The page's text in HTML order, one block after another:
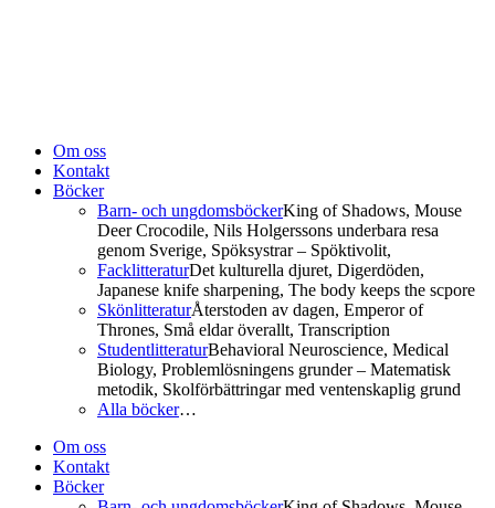
Om oss
Kontakt
Böcker
Barn- och ungdomsböckerKing of Shadows, Mouse
Deer Crocodile, Nils Holgerssons underbara resa
genom Sverige, Spöksystrar – Spöktivolit,
FacklitteraturDet kulturella djuret, Digerdöden,
Japanese knife sharpening, The body keeps the scpore
SkönlitteraturÅterstoden av dagen, Emperor of
Thrones, Små eldar överallt, Transcription
StudentlitteraturBehavioral Neuroscience, Medical
Biology, Problemlösningens grunder – Matematisk
metodik, Skolförbättringar med ventenskaplig grund
Alla böcker…
Om oss
Kontakt
Böcker